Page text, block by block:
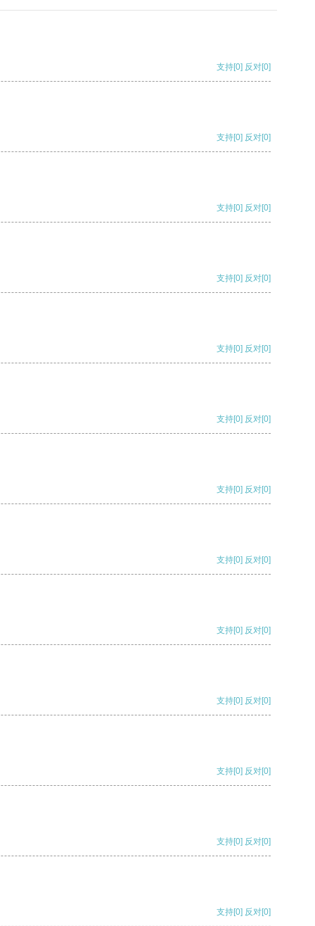
支持[0] 反对[0]
支持[0] 反对[0]
支持[0] 反对[0]
支持[0] 反对[0]
支持[0] 反对[0]
支持[0] 反对[0]
支持[0] 反对[0]
支持[0] 反对[0]
支持[0] 反对[0]
支持[0] 反对[0]
支持[0] 反对[0]
支持[0] 反对[0]
支持[0] 反对[0]